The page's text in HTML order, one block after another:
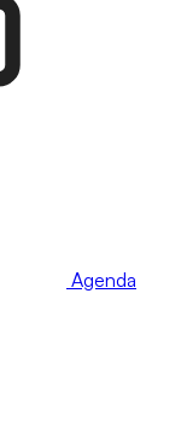
Agenda